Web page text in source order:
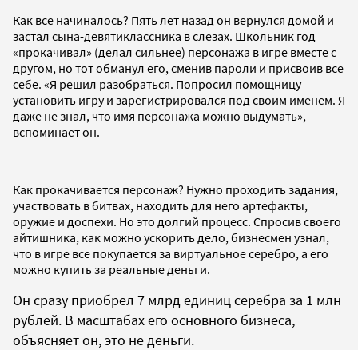
Как все начиналось? Пять лет назад он вернулся домой и
застал сына-девятиклассника в слезах. Школьник год
«прокачивал» (делал сильнее) персонажа в игре вместе с
другом, но тот обманул его, сменив пароли и присвоив все
себе. «Я решил разобраться. Попросил помощницу
установить игру и зарегистрировался под своим именем. Я
даже не знал, что имя персонажа можно выдумать», —
вспоминает он.
Как прокачивается персонаж? Нужно проходить задания,
участвовать в битвах, находить для него артефакты,
оружие и доспехи. Но это долгий процесс. Спросив своего
айтишника, как можно ускорить дело, бизнесмен узнал,
что в игре все покупается за виртуальное серебро, а его
можно купить за реальные деньги.
Он сразу приобрел 7 млрд единиц серебра за 1 млн
рублей. В масштабах его основного бизнеса,
объясняет он, это не деньги.